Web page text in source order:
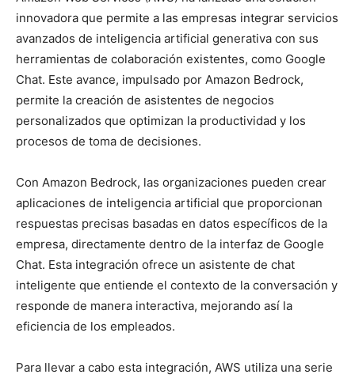
innovadora que permite a las empresas integrar servicios
avanzados de inteligencia artificial generativa con sus
herramientas de colaboración existentes, como Google
Chat. Este avance, impulsado por Amazon Bedrock,
permite la creación de asistentes de negocios
personalizados que optimizan la productividad y los
procesos de toma de decisiones.
Con Amazon Bedrock, las organizaciones pueden crear
aplicaciones de inteligencia artificial que proporcionan
respuestas precisas basadas en datos específicos de la
empresa, directamente dentro de la interfaz de Google
Chat. Esta integración ofrece un asistente de chat
inteligente que entiende el contexto de la conversación y
responde de manera interactiva, mejorando así la
eficiencia de los empleados.
Para llevar a cabo esta integración, AWS utiliza una serie